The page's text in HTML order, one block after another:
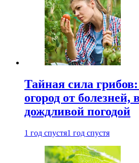
Тайная сила
огород от
дождливой погодой
1 год спустя1 год спустя